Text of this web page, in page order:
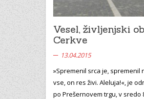
Vesel, življenjski
Cerkve
13.04.2015
»Spremenil srca je, spremenil
vse, on res živi. Aleluja!«, je
po Prešernovem trgu, v sredo